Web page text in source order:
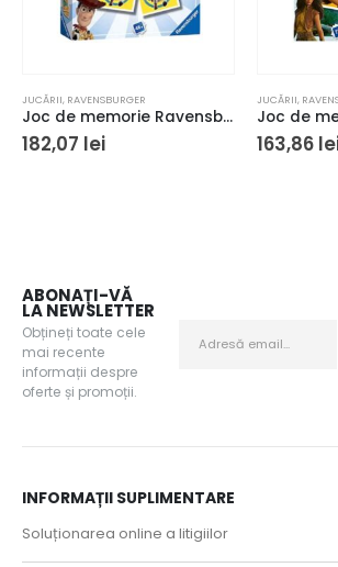
JUCĂRII, RAVENSBURGER
Joc de memorie Ravensburger Memory Toy Story 4 Disney Pixar
182,07 lei
JUCĂRII,
163,86
ABONAȚI-VĂ
LA NEWSLETTER
Obțineți toate cele
mai recente
informații despre
oferte și promoții.
INFORMAȚII SUPLIMENTARE
Soluționarea online a litigiilor